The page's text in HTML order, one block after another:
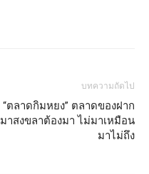
บทความถัดไป
“ตลาดกิมหยง” ตลาดของฝาก
มาสงขลาต้องมา ไม่มาเหมือน
มาไม่ถึง